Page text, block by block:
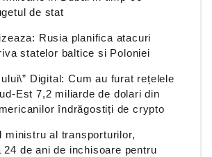
de stat
Rusia planifica atacuri
statelor baltice si Poloniei
Digital: Cum au furat rețelele
Est 7,2 miliarde de dolari din
îndrăgostiți de crypto
ministru al transporturilor,
24 de ani de inchisoare pentru